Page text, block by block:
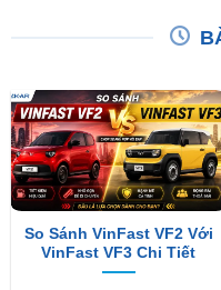
So Sánh VinFast VF2 Với
VinFast VF3 Chi Tiết